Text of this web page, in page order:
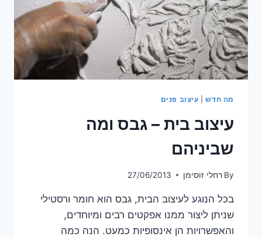
מה חדש| עיצוב פנים
עיצוב בית – גבס ומה
שביניהם
By רחלי זוסימן 27/06/2013
בכל הנוגע לעיצוב הבית, גבס הוא חומר ורסטילי
שניתן ליצור ממנו אפקטים רבים ומיוחדים,
והאפשרויות הן אינסופיות כמעט. הנה כמה